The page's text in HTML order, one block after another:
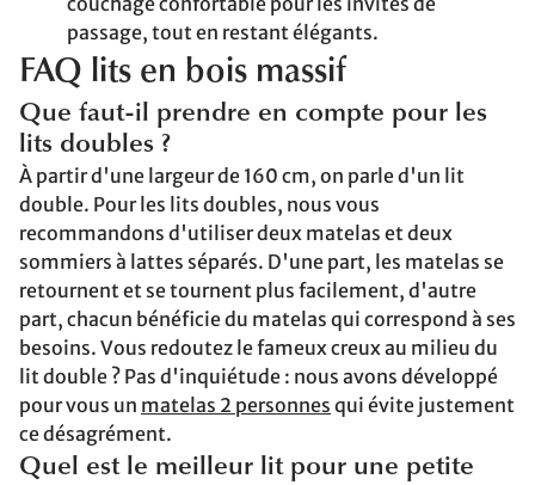
passage, tout en restant élégants.
FAQ lits en bois massif
Que faut-il prendre en compte pour les
lits doubles ?
À partir d'une largeur de 160 cm, on parle d'un lit
double. Pour les lits doubles, nous vous
recommandons d'utiliser deux matelas et deux
sommiers à lattes séparés. D'une part, les matelas se
retournent et se tournent plus facilement, d'autre
part, chacun bénéficie du matelas qui correspond à ses
besoins. Vous redoutez le fameux creux au milieu du
lit double ? Pas d'inquiétude : nous avons développé
pour vous un matelas 2 personnes qui évite justement
ce désagrément.
Quel est le meilleur lit pour une petite